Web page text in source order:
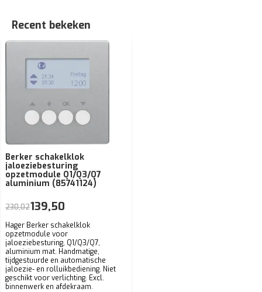
Recent bekeken
Berker schakelklok
jaloeziebesturing
opzetmodule Q1/Q3/Q7
aluminium (85741124)
Hager Berker schakelklok
opzetmodule voor
jaloeziebesturing, Q1/Q3/Q7,
aluminium mat. Handmatige,
tijdgestuurde en automatische
jaloezie- en rolluikbediening. Niet
geschikt voor verlichting. Excl.
binnenwerk en afdekraam.
230,02139,50